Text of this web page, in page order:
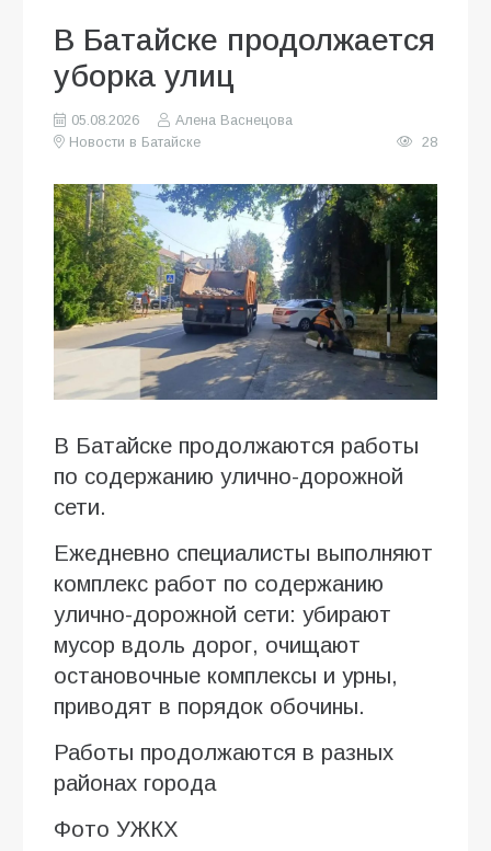
В Батайске продолжается
уборка улиц
05.08.2026
Алена Васнецова
Новости в Батайске
28
В Батайске продолжаются работы
по содержанию улично-дорожной
сети.
Ежедневно специалисты выполняют
комплекс работ по содержанию
улично-дорожной сети: убирают
мусор вдоль дорог, очищают
остановочные комплексы и урны,
приводят в порядок обочины.
Работы продолжаются в разных
районах города
Фото УЖКХ